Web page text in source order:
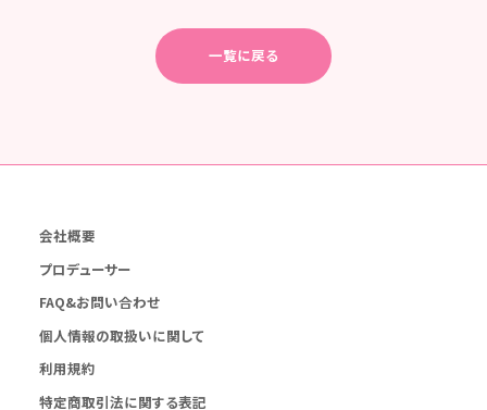
一覧に戻る
会社概要
プロデューサー
FAQ&お問い合わせ
個人情報の取扱いに関して
利用規約
特定商取引法に関する表記